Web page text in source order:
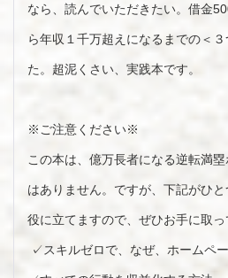
なら、読んでいただきたい。借金
ら年収１千万超えになるまでの＜
た。超泥くさい、実践本です。
※ご注意ください※
この本は、億万長者になる逆転満
はありません。ですが、下記がひ
役に立てますので、ぜひお手に取っ
✓スキルゼロで、なぜ、ホームペ